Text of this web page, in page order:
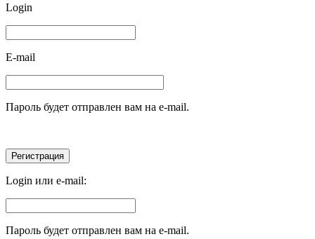
Login
E-mail
Пароль будет отправлен вам на e-mail.
Login или e-mail:
Пароль будет отправлен вам на e-mail.